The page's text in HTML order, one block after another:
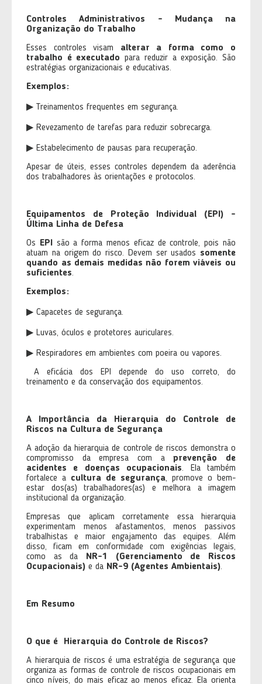
Controles Administrativos - Mudança na
Organização do Trabalho
Esses controles visam alterar a forma como o
trabalho é executado para reduzir a exposição. São
estratégias organizacionais e educativas.
Exemplos:
▶ Treinamentos frequentes em segurança.
▶ Revezamento de tarefas para reduzir sobrecarga.
▶ Estabelecimento de pausas para recuperação.
Apesar de úteis, esses controles dependem da aderência
dos trabalhadores às orientações e protocolos.
Equipamentos de Proteção Individual (EPI) -
Última Linha de Defesa
Os EPIsão a forma menos eficaz de controle, pois não
atuam na origem do risco. Devem ser usados somente
quando as demais medidas não forem viáveis ou
suficientes.
Exemplos:
▶ Capacetes de segurança.
▶ Luvas, óculos e protetores auriculares.
▶ Respiradores em ambientes com poeira ou vapores.
A eficácia dos EPI depende do uso correto, do
treinamento e da conservação dos equipamentos.
A Importância da Hierarquia do Controle de
Riscos na Cultura de Segurança
A adoção da hierarquia de controle de riscos demonstra o
compromisso da empresa com aprevenção de
acidentes e doenças ocupacionais. Ela também
fortalece a cultura de segurança, promove o bem-
estar dos(as) trabalhadores(as) e melhora a imagem
institucional da organização.
Empresas que aplicam corretamente essa hierarquia
experimentam menos afastamentos, menos passivos
trabalhistas e maior engajamento das equipes. Além
disso, ficam em conformidade com exigências legais,
como as da NR-1 (Gerenciamento de Riscos
Ocupacionais) e da NR-9 (Agentes Ambientais).
Em Resumo
O que é
​ Hierarquia do Controle de Riscos?
A hierarquia de riscos é uma estratégia de segurança que
organiza as formas de controle de riscos ocupacionais em
cinco níveis, do mais eficaz ao menos eficaz. Ela orienta